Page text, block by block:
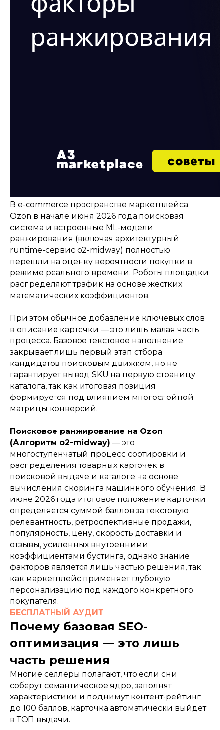
В e-commerce пространстве маркетплейса
Ozon в начале июня 2026 года поисковая
система и встроенные ML-модели
ранжирования (включая архитектурный
runtime-сервис o2-midway) полностью
перешли на оценку вероятности покупки в
режиме реального времени. Роботы площадки
распределяют трафик на основе жестких
математических коэффициентов.
При этом обычное добавление ключевых слов
в описание карточки — это лишь малая часть
процесса. Базовое текстовое наполнение
закрывает лишь первый этап отбора
кандидатов поисковым движком, но не
гарантирует вывод SKU на первую страницу
каталога, так как итоговая позиция
формируется под влиянием многослойной
матрицы конверсий.
Поисковое ранжирование на Ozon
(Алгоритм o2-midway) — это
многоступенчатый процесс сортировки и
распределения товарных карточек в
поисковой выдаче и каталоге на основе
вычисления скоринга машинного обучения. В
июне 2026 года итоговое положение карточки
определяется суммой баллов за текстовую
релевантность, ретроспективные продажи,
популярность, цену, скорость доставки и
отзывы, усиленных внутренними
коэффициентами бустинга, однако знание
факторов является лишь частью решения, так
как маркетплейс применяет глубокую
персонализацию под каждого конкретного
покупателя.
БЕСПЛАТНЫЙ АУДИТ
Почему базовая SEO-
оптимизация — это лишь
часть решения
Многие селлеры полагают, что если они
соберут семантическое ядро, заполнят
характеристики и поднимут контент-рейтинг
до 100 баллов, карточка автоматически выйдет
в ТОП выдачи.